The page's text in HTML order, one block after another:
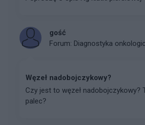
gość
Forum: Diagnostyka
Węzeł nadobojczykowy?
Czy jest to węzeł nadobojczykowy?
palec?